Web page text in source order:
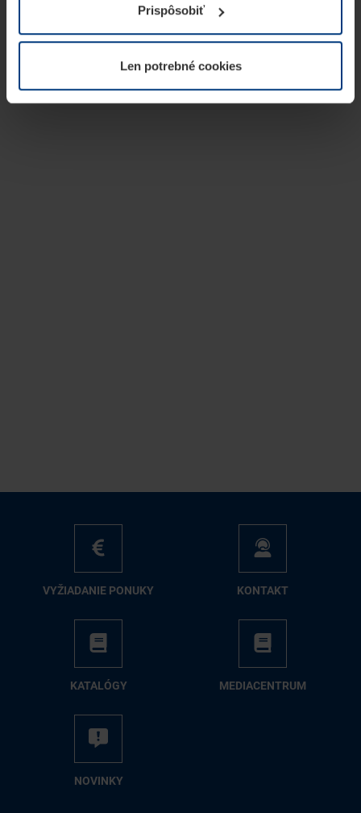
potrebujeme Vaše povolenie. Vaše povolenie môžete
kedykoľvek zmeniť alebo odvolať vo vysvetlení cookie
našej webovej stránky.
Prispôsobiť
Len potrebné cookies
VY­ŽIA­DA­NIE PO­NU­KY KON­TAKT
KA­TA­LÓ­GY ME­DIA­CEN­TRUM
NO­VIN­KY